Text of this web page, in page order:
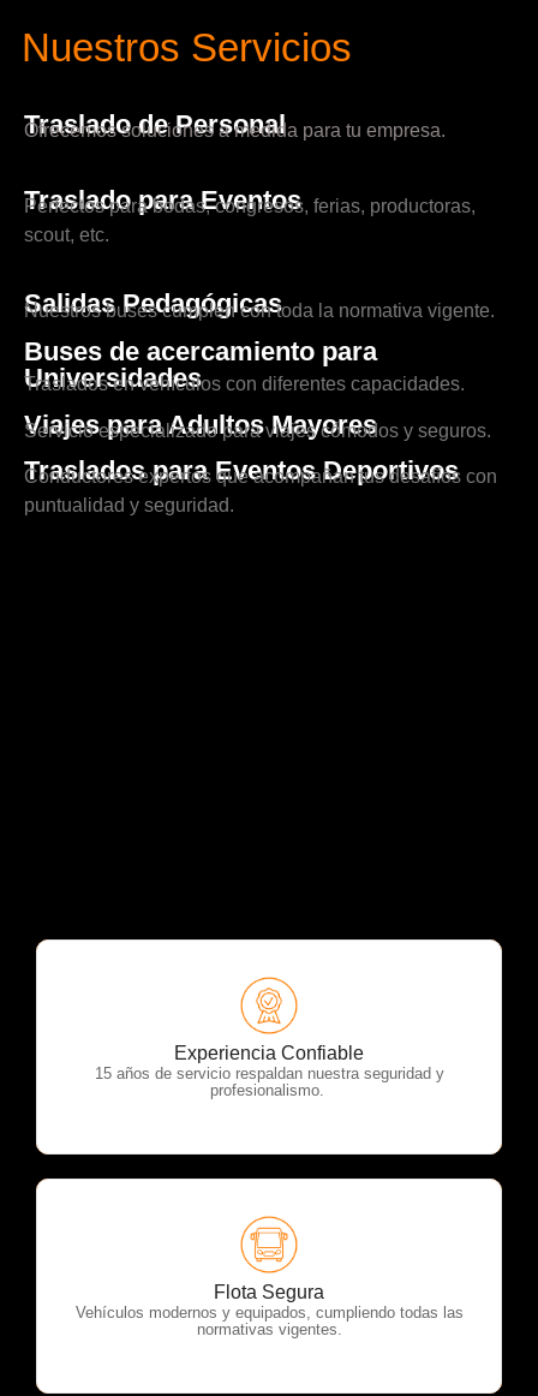
Nuestros Servicios
Traslado de Personal
Ofrecemos soluciones a medida para tu empresa.
Traslado para Eventos
Perfectos para bodas, congresos, ferias, productoras,
scout, etc.
Salidas Pedagógicas
Nuestros buses cumplen con toda la normativa vigente.
Buses de acercamiento para
Universidades
Traslados en vehículos con diferentes capacidades.
Viajes para Adultos Mayores
Servicio especializado para viajes cómodos y seguros.
Traslados para Eventos Deportivos
Conductores expertos que acompañan tus desafíos con
puntualidad y seguridad.
Experiencia Confiable
15 años de servicio respaldan nuestra seguridad y
profesionalismo.
OTP Servicios
Flota Segura
Vehículos modernos y equipados, cumpliendo todas las
normativas vigentes.
OTP Servicios